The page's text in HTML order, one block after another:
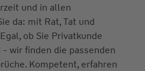
und in allen
da: mit Rat, Tat und
ob Sie Privatkunde
wir finden die passenden
Kompetent, erfahren